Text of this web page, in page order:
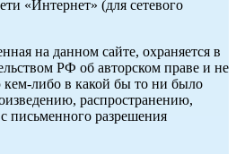
«Интернет» (для сетевого
на данном сайте, охраняется в
РФ об авторском праве и не
либо в какой бы то ни было
распространению,
письменного разрешения